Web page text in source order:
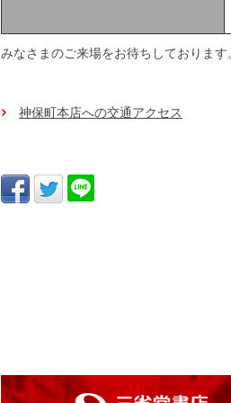
みなさまのご来場をお待ちしております
神保町本店への交通アクセス